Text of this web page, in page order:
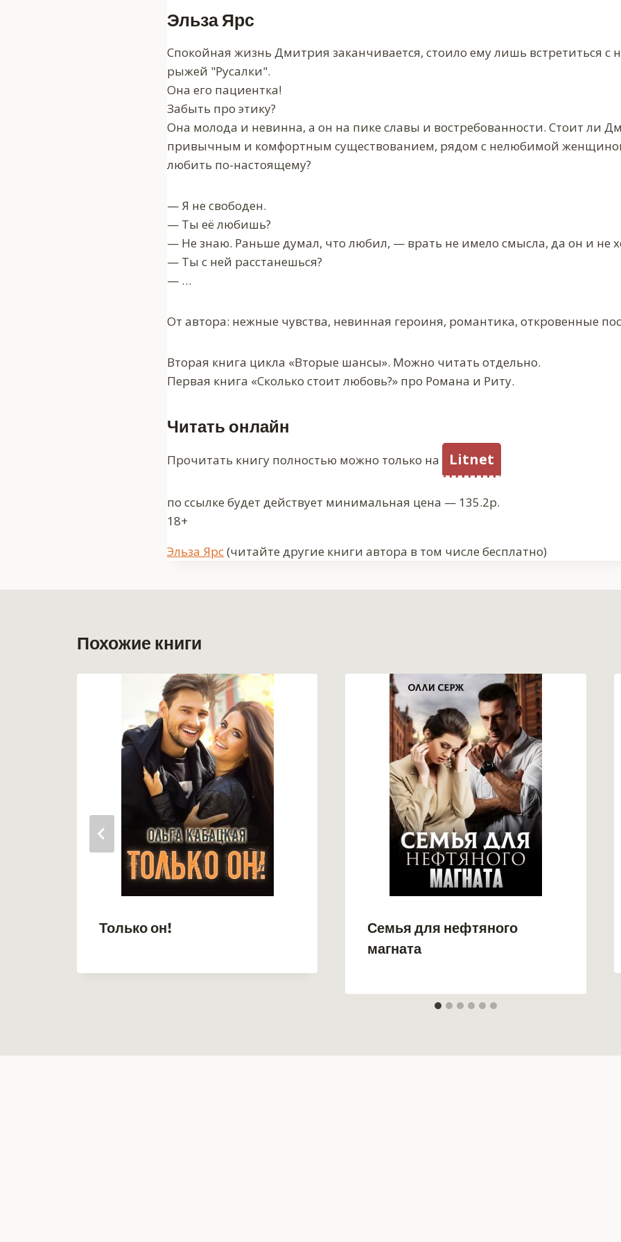
Эльза Ярс
Спокойная жизнь Дмитрия заканчивается, стоило ему лишь встретиться
рыжей "Русалки".
Она его пациентка!
Забыть про этику?
Она молода и невинна, а он на пике славы и востребованности. Стоит ли
привычным и комфортным существованием, рядом с нелюбимой
любить по-настоящему?
— Я не свободен.
— Ты её любишь?
— Не знаю. Раньше думал, что любил, — врать не имело смысла, да он и не
— Ты с ней расстанешься?
— …
От автора: нежные чувства, невинная героиня, романтика, откровенные
Вторая книга цикла «Вторые шансы». Можно читать отдельно.
Первая книга «Сколько стоит любовь?» про Романа и Риту.
Читать онлайн
Прочитать книгу полностью можно только на Litnet
по ссылке будет действует минимальная цена — 135.2р.
18+
Метки
Эльза Ярс(читайте другие книги автора в том числе бесплатно)
Похожие книги
Только он!
Семья для нефтяного
магната